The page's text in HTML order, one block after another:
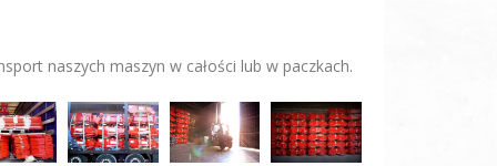
naszych maszyn w całości lub w paczkach.